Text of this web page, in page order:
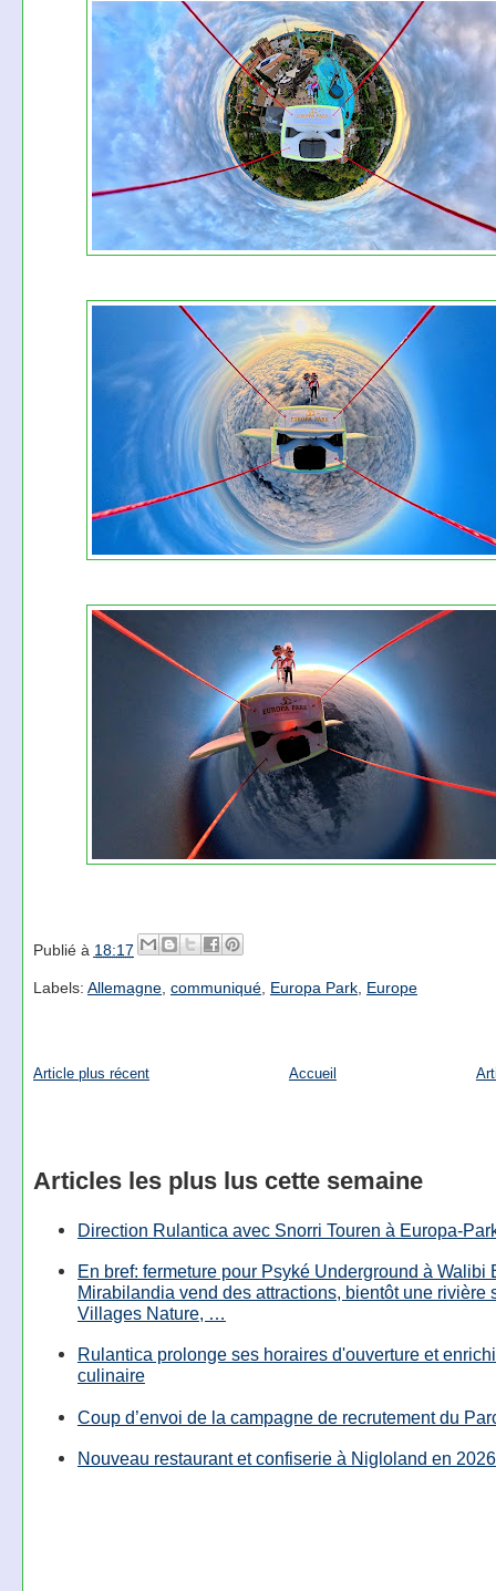
Publié à 18:17
Labels: Allemagne, communiqué, Europa Park, Europe
Article plus récent Accueil
Articles les plus lus cette semaine
Direction Rulantica avec Snorri Touren à Europa-
En bref: fermeture pour Psyké Underground à Walibi
Mirabilandia vend des attractions, bientôt une rivière
Villages Nature, …
Rulantica prolonge ses horaires d'ouverture et
culinaire
Coup d’envoi de la campagne de recrutement du
Nouveau restaurant et confiserie à Nigloland en 2026